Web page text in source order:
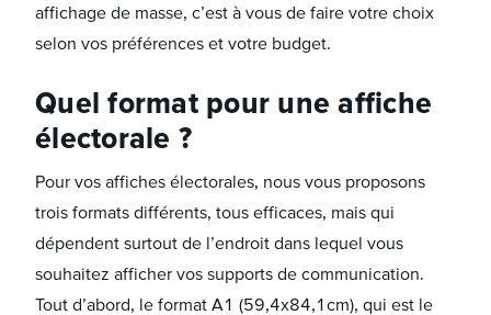
affichage de masse, c’est à vous de faire votre choix
selon vos préférences et votre budget.
Quel format pour une affiche
électorale ?
Pour vos affiches électorales, nous vous proposons
trois formats différents, tous efficaces, mais qui
dépendent surtout de l’endroit dans lequel vous
souhaitez afficher vos supports de communication.
Tout d’abord, le format A1 (59,4x84,1cm), qui est le